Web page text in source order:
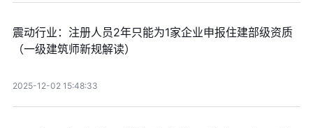
震动行业：注册人员2年只能为1家企业申报住建部级资质
（一级建筑师新规解读）
2025-12-02 15:48:33